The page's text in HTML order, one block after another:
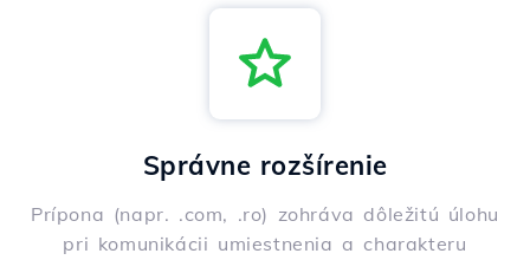
Správne rozšírenie
Prípona (napr. .com, .ro) zohráva dôležitú úlohu
pri komunikácii umiestnenia a charakteru